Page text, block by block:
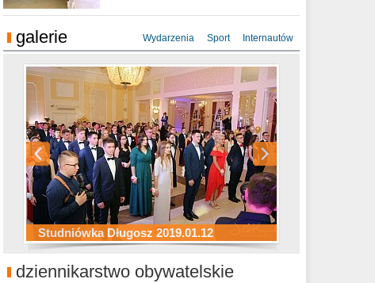
galerie Wydarzenia Sport Internautów
Studniówka Długosz 2019.01.12
ZS Budowlanych 2019.01.12
Studniówka LZK 2019.01.11
Studniówka Kopernik 2019.01.11
Studniówka LMK 2019.01.05
Studniówka ZS Ekonomicznych
2019.01.05
dziennikarstwo obywatelskie